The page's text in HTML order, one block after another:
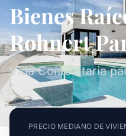
Bienes
Rohnert
Vida Comunitaria
PRECIO MEDIANO DE